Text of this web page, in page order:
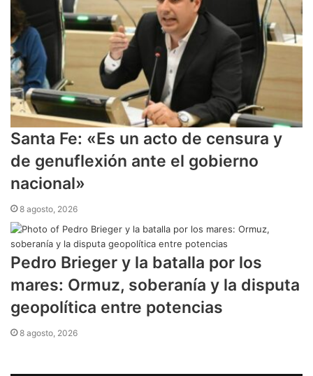
​Santa Fe: «Es un acto de censura y
de genuflexión ante el gobierno
nacional»
8 agosto, 2026
Pedro Brieger y la batalla por los
mares: Ormuz, soberanía y la disputa
geopolítica entre potencias
8 agosto, 2026